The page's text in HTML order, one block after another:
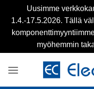
Uusimme
1.4.-17.5.2026. Tällä
myöhemmin